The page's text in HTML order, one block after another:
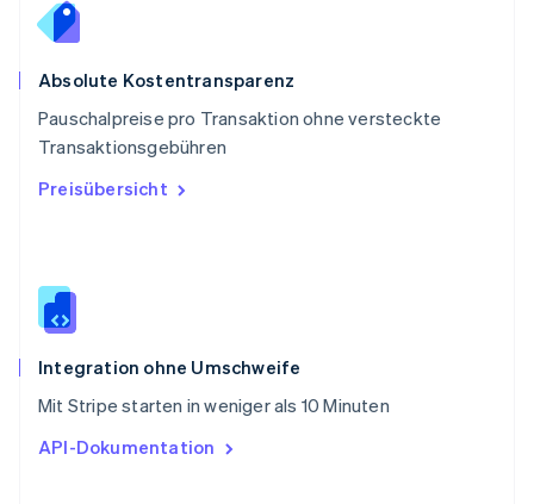
Absolute Kostentransparenz
Pauschalpreise pro Transaktion ohne versteckte
Transaktionsgebühren
Preisübersicht
Integration ohne Umschweife
Mit Stripe starten in weniger als 10 Minuten
API-Dokumentation
Schweiz
Deutsch
English 简体中文
Slowakei
English
EnglishItaliano
Spanien
Thailand
ไทยEnglish
Tschechische Republik
English
English